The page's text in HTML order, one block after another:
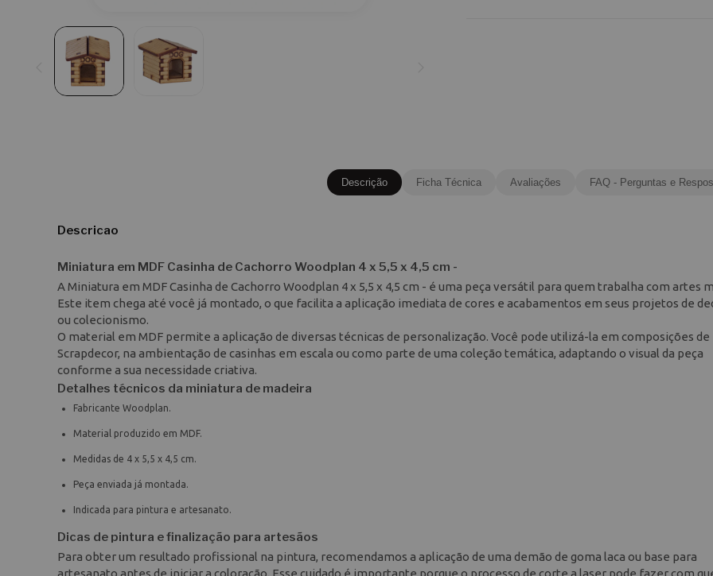
Descrição Ficha Técnica Avaliações FAQ - Perguntas e
Descricao
Miniatura em MDF Casinha de Cachorro Woodplan 4 x 5,5 x 4,5 cm -
A Miniatura em MDF Casinha de Cachorro Woodplan 4 x 5,5 x 4,5 cm - é uma peça versátil para quem trabalha com artes
Este item chega até você já montado, o que facilita a aplicação imediata de cores e acabamentos em seus projetos de
ou colecionismo.
O material em MDF permite a aplicação de diversas técnicas de personalização. Você pode utilizá-la em composições de
Scrapdecor, na ambientação de casinhas em escala ou como parte de uma coleção temática, adaptando o visual da peça
conforme a sua necessidade criativa.
Detalhes técnicos da miniatura de madeira
Fabricante Woodplan.
Material produzido em MDF.
Medidas de 4 x 5,5 x 4,5 cm.
Peça enviada já montada.
Indicada para pintura e artesanato.
Dicas de pintura e finalização para artesãos
Para obter um resultado profissional na pintura, recomendamos a aplicação de uma demão de goma laca ou base para
artesanato antes de iniciar a coloração. Esse cuidado é importante porque o processo de corte a laser pode fazer com